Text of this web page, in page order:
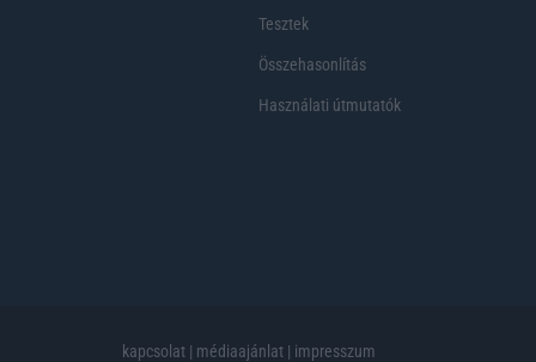
Tesztek
Összehasonlítás
Használati útmutatók
kapcsolat | médiaajánlat | impresszum